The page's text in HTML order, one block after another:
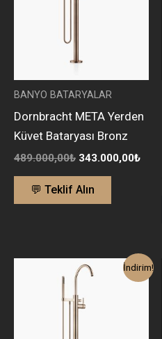
BANYO BATARYALAR
Dornbracht META Yerden
Küvet Bataryası Bronz
489.000,00₺ 343.000,00₺
💬 Teklif Alın
İndirim!
Orijinal
fiyat:
Şu